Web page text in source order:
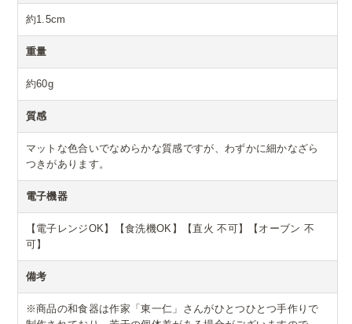
約1.5cm
重量
約60g
質感
マットな色合いでなめらかな質感ですが、わずかに細かなざら
つきがあります。
電子機器
【電子レンジOK】【食洗機OK】【直火 不可】【オーブン 不
可】
備考
※商品の和食器は作家「東一仁」さんがひとつひとつ手作りで